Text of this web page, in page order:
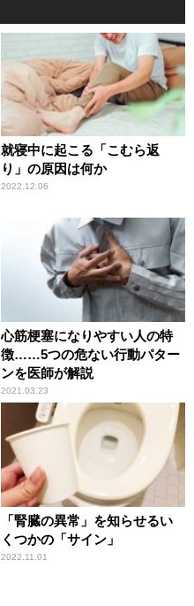
就寝中に起こる「こむら返
り」の原因は何か
2022.12.06
心筋梗塞になりやすい人の特
徴……5つの危ない行動パター
ンを医師が解説
2021.03.23
「腎臓の異常」を知らせるい
くつかの「サイン」
2022.11.01